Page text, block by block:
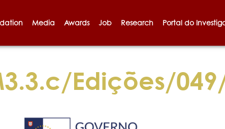
Media Awards Job Research Portal do
Edições/